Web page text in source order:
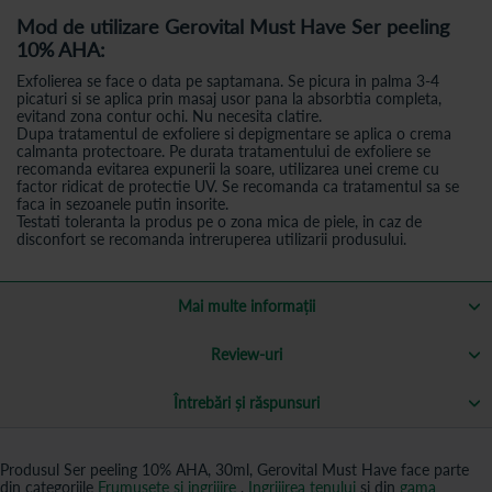
Mod de utilizare Gerovital Must Have Ser peeling
10% AHA:
Exfolierea se face o data pe saptamana. Se picura in palma 3-4
picaturi si se aplica prin masaj usor pana la absorbtia completa,
evitand zona contur ochi. Nu necesita clatire.
Dupa tratamentul de exfoliere si depigmentare se aplica o crema
calmanta protectoare. Pe durata tratamentului de exfoliere se
recomanda evitarea expunerii la soare, utilizarea unei creme cu
factor ridicat de protectie UV. Se recomanda ca tratamentul sa se
faca in sezoanele putin insorite.
Testati toleranta la produs pe o zona mica de piele, in caz de
disconfort se recomanda intreruperea utilizarii produsului.
Mai multe informații
Review-uri
Întrebări și răspunsuri
Produsul Ser peeling 10% AHA, 30ml, Gerovital Must Have face parte
din categoriile Frumusete si ingrijire , Ingrijirea tenului si din gama